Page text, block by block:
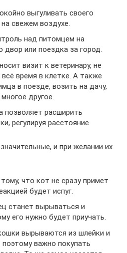
выгуливать своего
свежем воздухе.
над питомцем на
двор или поездка за город.
визит к ветеринару, не
время в клетке. А также
в поезде, возить на дачу,
другое.
позволяет расширить
регулируя расстояние.
и при желании их
что кот не сразу примет
будет испуг.
станет вырываться и
его нужно будет приучать.
вырываются из шлейки и
важно покупать